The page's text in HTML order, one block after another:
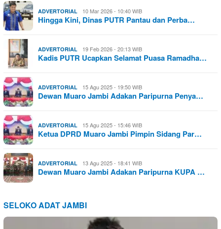
ADVERTORIAL 10 Mar 2026 - 10:40 WIB
Hingga Kini, Dinas PUTR Pantau dan Perba…
ADVERTORIAL 19 Feb 2026 - 20:13 WIB
Kadis PUTR Ucapkan Selamat Puasa Ramadha…
ADVERTORIAL 15 Agu 2025 - 19:50 WIB
Dewan Muaro Jambi Adakan Paripurna Penya…
ADVERTORIAL 15 Agu 2025 - 15:46 WIB
Ketua DPRD Muaro Jambi Pimpin Sidang Par…
ADVERTORIAL 13 Agu 2025 - 18:41 WIB
Dewan Muaro Jambi Adakan Paripurna KUPA …
SELOKO ADAT JAMBI